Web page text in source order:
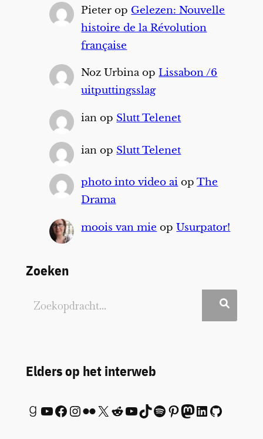
Pieter op Gelezen: Nouvelle
histoire de la Révolution
française
Noz UrbinaopLissabon /6
uitputtingsslag
ian op Slutt Telenet
ian op Slutt Telenet
photo into video ai opThe
Drama
moois van mie opUsurpator!
Zoeken
Elders op het interweb
Goodreads YouTube Facebook InstagramFlickr X Reddit YouTube TikTok Spotify Pinterest Mastodon LinkedIn GitHub